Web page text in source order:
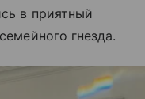
в приятный
гнезда.